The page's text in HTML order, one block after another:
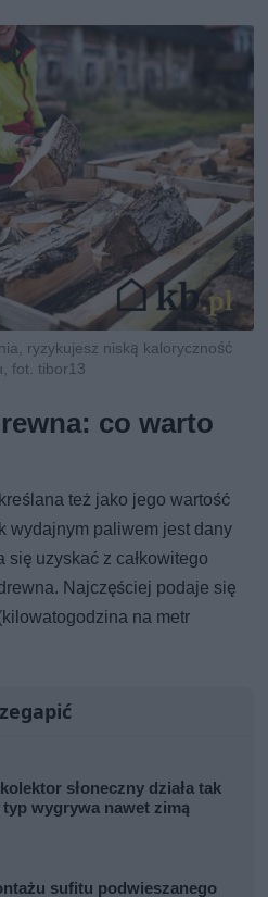
ryzykujesz niską kaloryczność
fot. tibor13
co warto
też jako jego wartość
wydajnym paliwem jest dany
się uzyskać z całkowitego
Najczęściej podaje się
na metr
słoneczny działa tak
typ wygrywa nawet zimą
sufitu podwieszanego